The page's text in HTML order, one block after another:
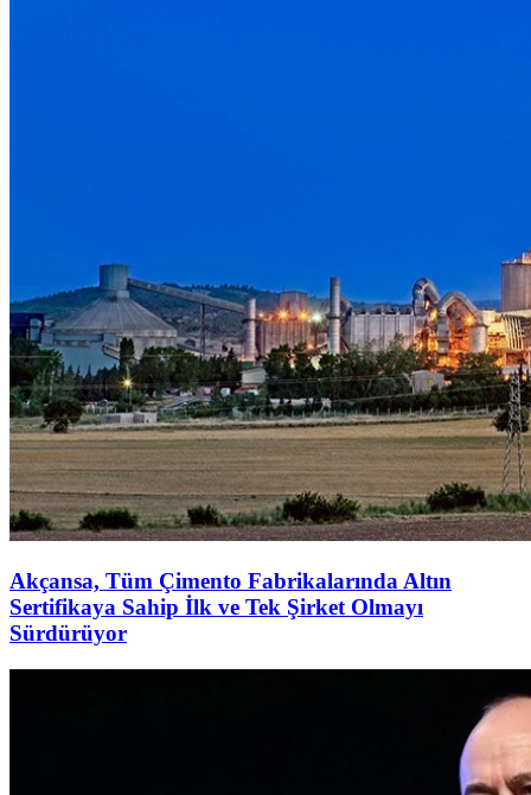
Akçansa, Tüm Çimento Fabrikalarında Altın
Sertifikaya Sahip İlk ve Tek Şirket Olmayı
Sürdürüyor